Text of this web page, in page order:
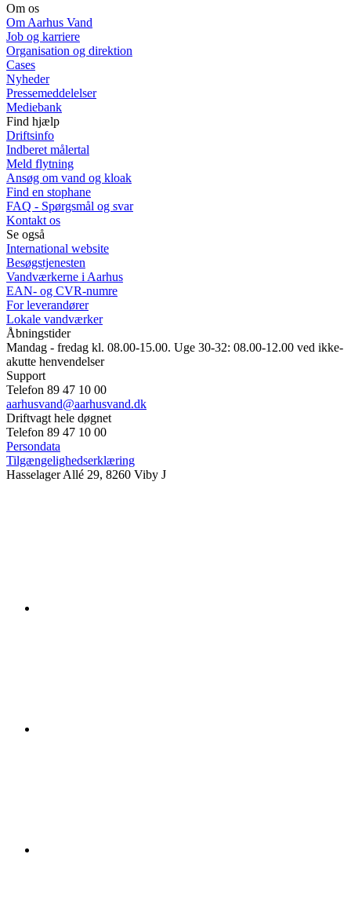
Om os
Om Aarhus Vand
Job og karriere
Organisation og direktion
Cases
Nyheder
Pressemeddelelser
Mediebank
Find hjælp
Driftsinfo
Indberet målertal
Meld flytning
Ansøg om vand og kloak
Find en stophane
FAQ - Spørgsmål og svar
Kontakt os
Se også
International website
Besøgstjenesten
Vandværkerne i Aarhus
EAN- og CVR-numre
For leverandører
Lokale vandværker
Åbningstider
Mandag - fredag kl. 08.00-15.00. Uge 30-32: 08.00-12.00 ved ikke-
akutte henvendelser
Support
Telefon 89 47 10 00
aarhusvand@aarhusvand.dk
Driftvagt hele døgnet
Telefon 89 47 10 00
Persondata
Tilgængelighedserklæring
Hasselager Allé 29, 8260 Viby J